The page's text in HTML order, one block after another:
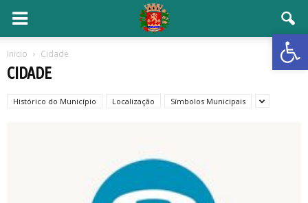
Inicio Cidade
CIDADE
Histórico do Município Localização Símbolos Municipais